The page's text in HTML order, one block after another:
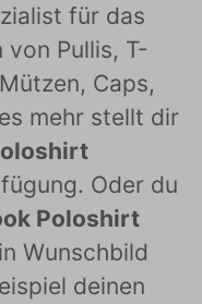
für das
Pullis, T-
Caps,
mehr stellt dir
Oder du
Poloshirt
Wunschbild
deinen